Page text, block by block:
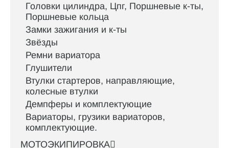
Головки цилиндра, Цпг, Поршневые к-ты,
Поршневые кольца
Замки зажигания и к-ты
Звёзды
Ремни вариатора
Глушители
Втулки стартеров, направляющие,
колесные втулки
Демпферы и комплектующие
Вариаторы, грузики вариаторов,
комплектующие.
МОТОЭКИПИРОВКА